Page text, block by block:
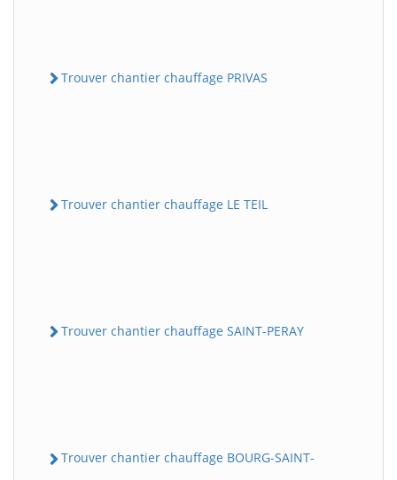
Trouver chantier chauffage PRIVAS
Trouver chantier chauffage LE TEIL
Trouver chantier chauffage SAINT-PERAY
Trouver chantier chauffage BOURG-SAINT-